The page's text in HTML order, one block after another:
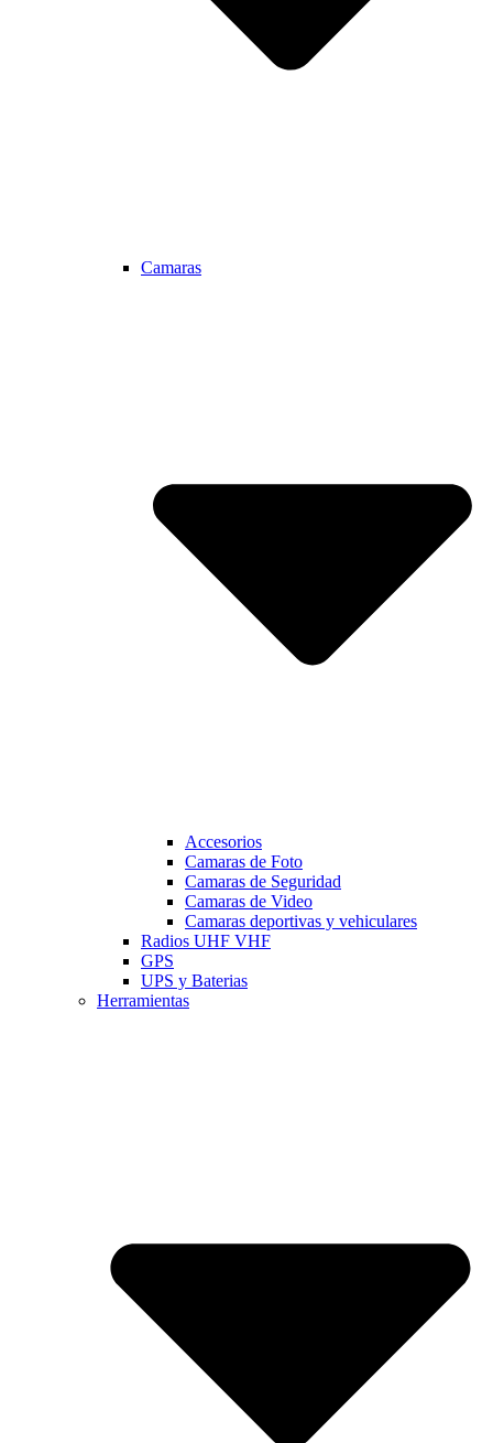
Camaras
Accesorios
Camaras de Foto
Camaras de Seguridad
Camaras de Video
Camaras deportivas y vehiculares
Radios UHF VHF
GPS
UPS y Baterias
Herramientas